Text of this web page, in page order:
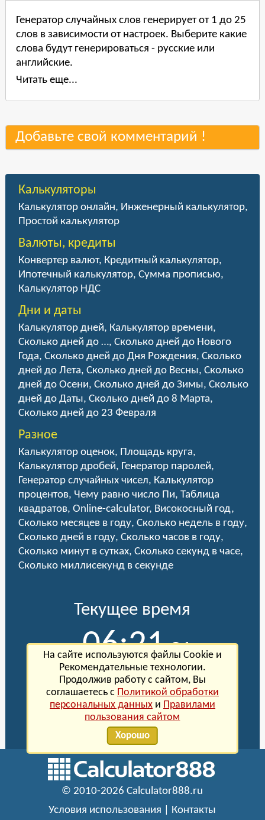
Генератор случайных слов генерирует от 1 до 25
слов в зависимости от настроек. Выберите какие
слова будут генерироваться - русские или
английские.
Читать еще...
Добавьте свой комментарий !
Калькуляторы
Калькулятор онлайн, Инженерный калькулятор,
Простой калькулятор
Валюты, кредиты
Конвертер валют, Кредитный калькулятор,
Ипотечный калькулятор, Сумма прописью,
Калькулятор НДС
Дни и даты
Калькулятор дней, Калькулятор времени,
Сколько дней до …, Сколько дней до Нового
Года, Сколько дней до Дня Рождения, Сколько
дней до Лета, Сколько дней до Весны, Сколько
дней до Осени, Сколько дней до Зимы, Сколько
дней до Даты, Сколько дней до 8 Марта,
Сколько дней до 23 Февраля
Разное
Калькулятор оценок, Площадь круга,
Калькулятор дробей, Генератор паролей,
Генератор случайных чисел, Калькулятор
процентов, Чему равно число Пи, Таблица
квадратов, Online-calculator, Високосный год,
Сколько месяцев в году, Сколько недель в году,
Сколько дней в году, Сколько часов в году,
Сколько минут в сутках, Сколько секунд в часе,
Сколько миллисекунд в секунде
Текущее время
06:21:21
Сегодня Пятница, 7 августа 2026 года
( настроить)
© 2010-2026 Calculator888.ru
Условия использования
Контакты
На сайте используются файлы Cookie и
Рекомендательные технологии.
Продолжив работу с сайтом, Вы
соглашаетесь с Политикой обработки
персональных данныхи Правилами
пользования сайтом